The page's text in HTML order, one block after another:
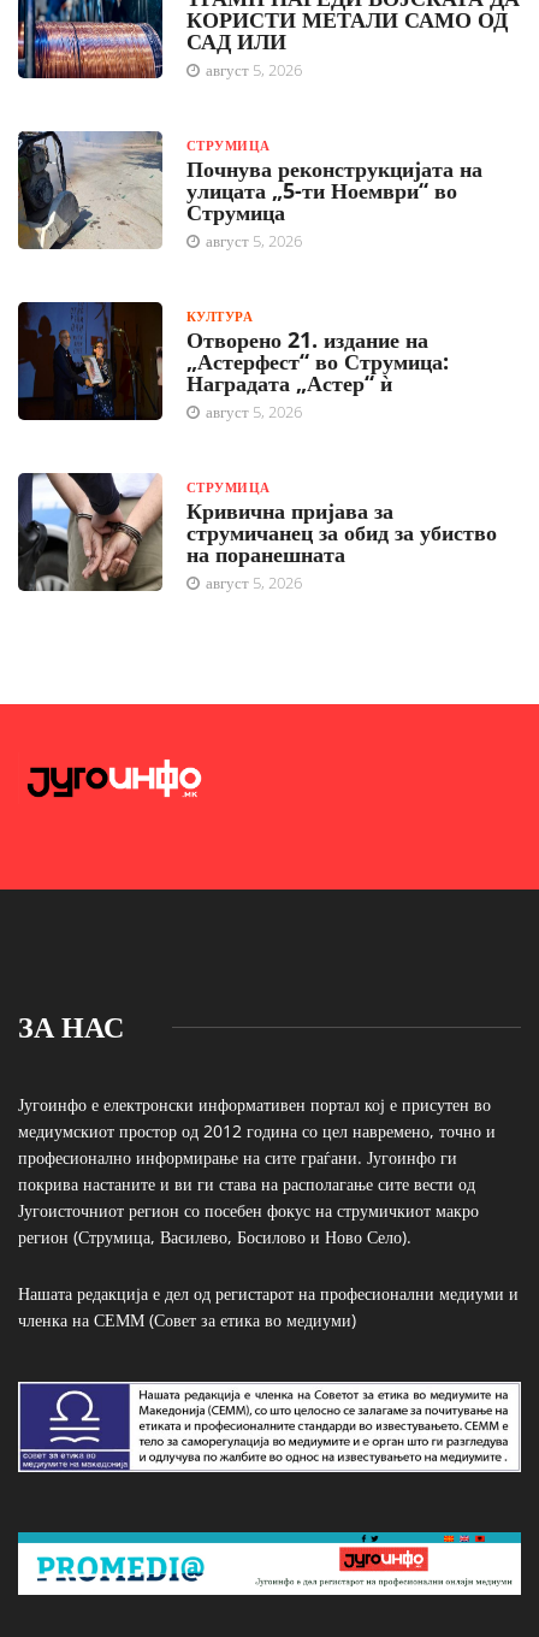
КОРИСТИ МЕТАЛИ САМО ОД
САД ИЛИ
август 5, 2026
СТРУМИЦА
Почнува реконструкцијата на
улицата „5-ти Ноември“ во
Струмица
август 5, 2026
КУЛТУРА
Отворено 21. издание на
„Астерфест“ во Струмица:
Наградата „Астер“ ѝ
август 5, 2026
СТРУМИЦА
Кривична пријава за
струмичанец за обид за убиство
на поранешната
август 5, 2026
ЗА НАС
Југоинфо е електронски информативен портал кој е присутен во
медиумскиот простор од 2012 година со цел навремено, точно и
професионално информирање на сите граѓани. Југоинфо ги
покрива настаните и ви ги става на располагање сите вести од
Југоисточниот регион со посебен фокус на струмичкиот макро
регион (Струмица, Василево, Босилово и Ново Село).
Нашата редакција е дел од регистарот на професионални медиуми и
членка на СЕММ (Совет за етика во медиуми)